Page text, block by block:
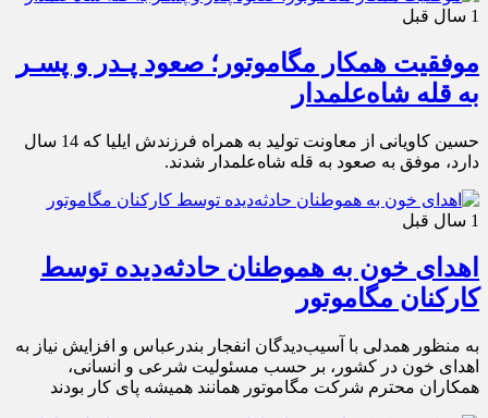
1 سال قبل
موفقیت همکار مگاموتور؛ صعود پـدر و پسـر
به قله شاه‌علمدار
حسین کاویانی از معاونت تولید به همراه فرزندش ایلیا که 14 سال
دارد، موفق به صعود به قله شاه‌علمدار شدند.
1 سال قبل
اهدای خون به هموطنان حادثه‌دیده توسط
کارکنان مگاموتور
به منظور همدلی با آسیب‌دیدگان انفجار بندرعباس و افزایش نیاز به
اهدای خون در کشور، بر حسب مسئولیت شرعی و انسانی،
همکاران محترم شرکت مگاموتور همانند همیشه پای کار بودند